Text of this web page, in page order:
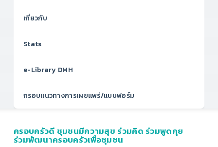
เกี่ยวกับ
Stats
e-Library DMH
กรอบแนวทางการเผยแพร่/แบบฟอร์ม
ครอบครัวดี ชุมชนมีความสุข ร่วมคิด ร่วมพูดคุย
ร่วมพัฒนาครอบครัวเพื่อชุมชน